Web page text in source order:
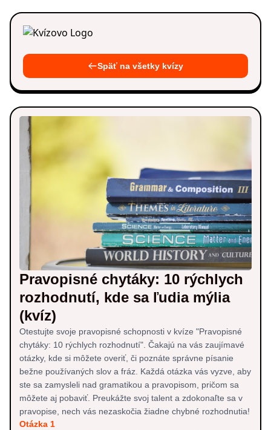
Späť na všetky kvízy
Pravopisné chytáky: 10 rýchlych
rozhodnutí, kde sa ľudia mýlia
(kvíz)
Otestujte svoje pravopisné schopnosti v kvíze "Pravopisné
chytáky: 10 rýchlych rozhodnutí". Čakajú na vás zaujímavé
otázky, kde si môžete overiť, či poznáte správne písanie
bežne používaných slov a fráz. Každá otázka vás vyzve, aby
ste sa zamysleli nad gramatikou a pravopisom, pričom sa
môžete aj pobaviť. Preukážte svoj talent a zdokonaľte sa v
pravopise, nech vás nezaskočia žiadne chybné rozhodnutia!
Otázka 1